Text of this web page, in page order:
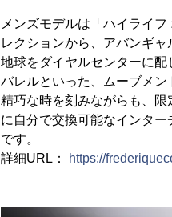
メンズモデルは「ハイライ
レクションから、アバンギ
地球をダイヤルセンターに
バレルといった、ムーブメ
精巧な時を刻みながらも、
に自分で交換可能なインタ
です。
詳細URL：
https://